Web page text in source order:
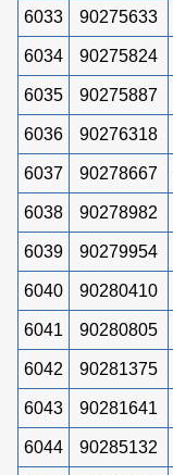
6033 90275633
6034 90275824
6035 90275887
6036 90276318
6037 90278667
6038 90278982
6039 90279954
6040 90280410
6041 90280805
6042 90281375
6043 90281641
6044 90285132